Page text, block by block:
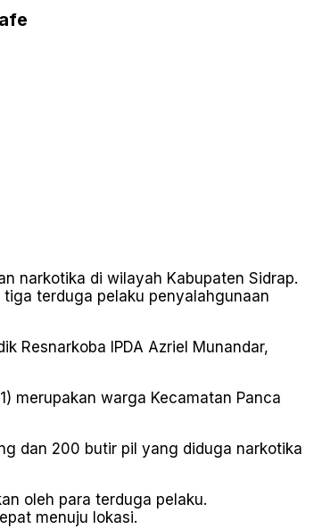
narkotika di wilayah Kabupaten Sidrap.
terduga pelaku penyalahgunaan
Resnarkoba IPDA Azriel Munandar,
merupakan warga Kecamatan Panca
dan 200 butir pil yang diduga narkotika
oleh para terduga pelaku.
menuju lokasi.